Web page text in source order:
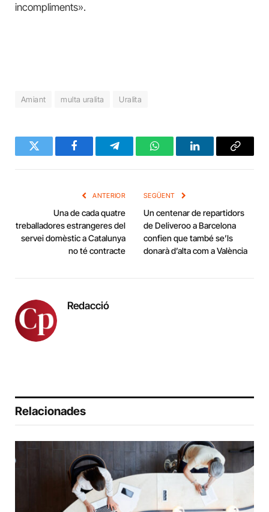
incompliments».
Amiant multa uralita Uralita
Twitter FacebookTelegramWhatsAppLinkedInCopy
ANTERIOR
Una de cada quatre
treballadores estrangeres del
servei domèstic a Catalunya
no té contracte
SEGÜENT
Un centenar de repartidors
de Deliveroo a Barcelona
confien que també se’ls
donarà d’alta com a València
Redacció
Relacionades